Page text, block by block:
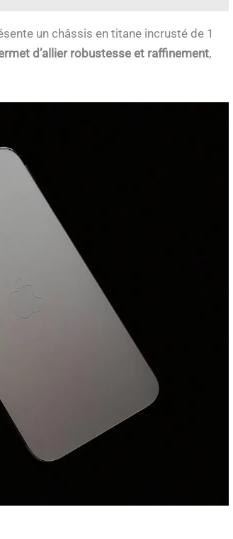
un châssis en titane incrusté de 1
d’allier robustesse et raffinement,